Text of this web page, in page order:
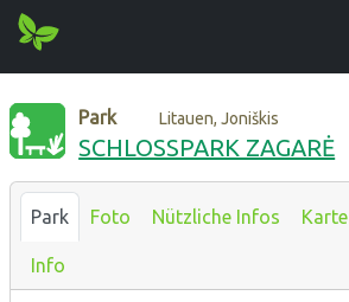
Park Litauen, Joniškis
SCHLOSSPARK ZAGARĖ
Park Foto Nützliche Infos Karte
Info